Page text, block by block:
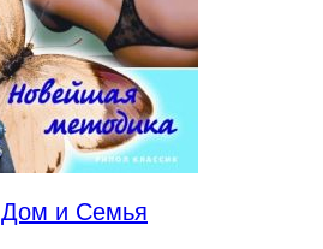
Дом и Семья